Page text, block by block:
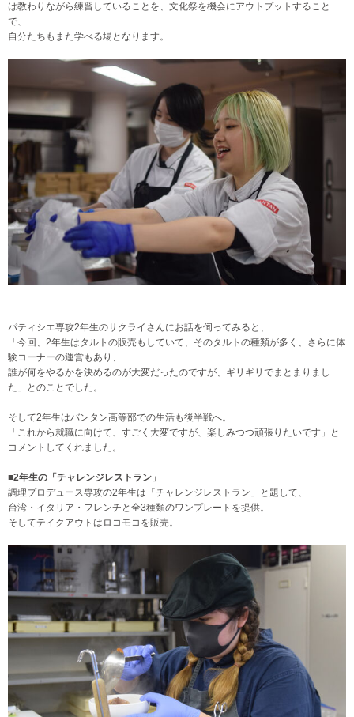
は教わりながら練習していることを、文化祭を機会にアウトプットすること
で、
自分たちもまた学べる場となります。
パティシエ専攻2年生のサクライさんにお話を伺ってみると、
「今回、2年生はタルトの販売もしていて、そのタルトの種類が多く、さらに体
験コーナーの運営もあり、
誰が何をやるかを決めるのが大変だったのですが、ギリギリでまとまりまし
た」とのことでした。
そして2年生はバンタン高等部での生活も後半戦へ。
「これから就職に向けて、すごく大変ですが、楽しみつつ頑張りたいです」と
コメントしてくれました。
■2年生の「チャレンジレストラン」
調理プロデュース専攻の2年生は「チャレンジレストラン」と題して、
台湾・イタリア・フレンチと全3種類のワンプレートを提供。
そしてテイクアウトはロコモコを販売。